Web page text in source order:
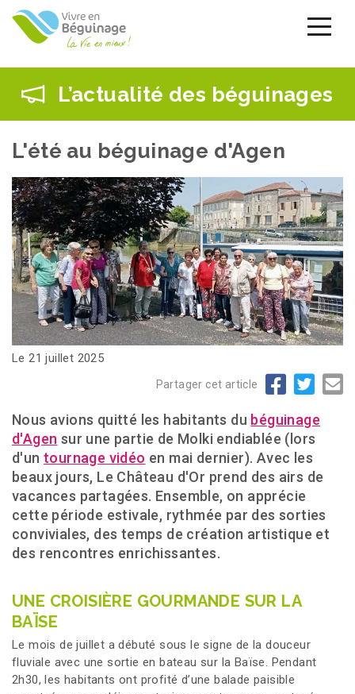
Aller
contenu
L’actualité des béguinages
L'été au béguinage d'Agen
Le 21 juillet 2025
Partager cet article
Nous avions quitté les habitants du béguinage
d'Agen sur une partie de Molki endiablée (lors
d'un tournage vidéo en mai dernier). Avec les
beaux jours, Le Château d'Or prend des airs de
vacances partagées. Ensemble, on apprécie
cette période estivale, rythmée par des sorties
conviviales, des temps de création artistique et
des rencontres enrichissantes.
UNE CROISIÈRE GOURMANDE SUR LA
BAÏSE
Le mois de juillet a débuté sous le signe de la douceur
fluviale avec une sortie en bateau sur la Baïse. Pendant
2h30, les habitants ont profité d’une balade paisible